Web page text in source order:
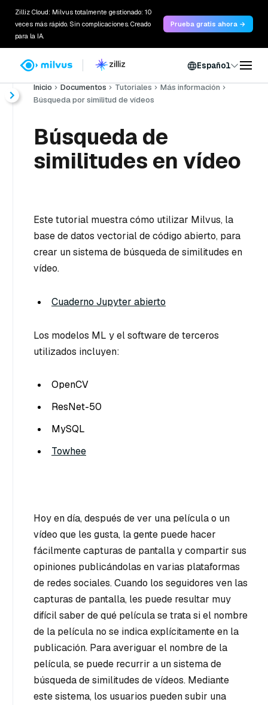
Zilliz Cloud: Milvus totalmente gestionado: 10
veces más rápido. Sin complicaciones. Creado
para la IA.
Prueba gratis ahora →
Español
Inicio Documentos Tutoriales
Más información
Búsqueda por similitud de vídeos
Búsqueda de
similitudes en vídeo
Este tutorial muestra cómo utilizar Milvus, la
base de datos vectorial de código abierto, para
crear un sistema de búsqueda de similitudes en
vídeo.
Cuaderno Jupyter abierto
Los modelos ML y el software de terceros
utilizados incluyen:
OpenCV
ResNet-50
MySQL
Towhee
Hoy en día, después de ver una película o un
vídeo que les gusta, la gente puede hacer
fácilmente capturas de pantalla y compartir sus
opiniones publicándolas en varias plataformas
de redes sociales. Cuando los seguidores ven las
capturas de pantalla, les puede resultar muy
difícil saber de qué película se trata si el nombre
de la película no se indica explícitamente en la
publicación. Para averiguar el nombre de la
película, se puede recurrir a un sistema de
búsqueda de similitudes de vídeos. Mediante
este sistema, los usuarios pueden subir una